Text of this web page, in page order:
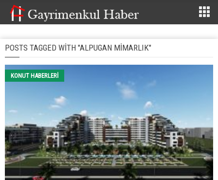
POSTS TAGGED WITH "ALPUGAN MIMARLIK"
KONUT HABERLERI